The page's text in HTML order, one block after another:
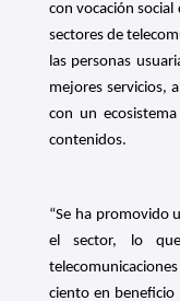
con vocación
sectores de
las personas
mejores servicios,
con un
contenidos.
“Se ha promovido
el sector, lo
ciento en beneficio